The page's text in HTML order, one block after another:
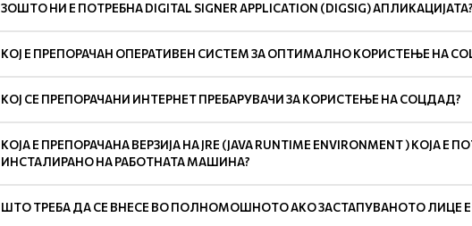
ЗОШТО НИ Е ПОТРЕБНА DIGITAL SIGNER APPLICATION (DIGSIG) АПЛИКАЦИЈАТА?
КОЈ Е ПРЕПОРАЧАН ОПЕРАТИВЕН СИСТЕМ ЗА ОПТИМАЛНО КОРИСТЕЊЕ НА
КОЈ СЕ ПРЕПОРАЧАНИ ИНТЕРНЕТ ПРЕБАРУВАЧИ ЗА КОРИСТЕЊЕ НА СОЦДАД?
КОЈА Е ПРЕПОРАЧАНА ВЕРЗИЈА НА JRE (JAVA RUNTIME ENVIRONMENT ) КОЈА
ИНСТАЛИРАНО НА РАБОТНАТА МАШИНА?
ШТО ТРЕБА ДА СЕ ВНЕСЕ ВО ПОЛНОМОШНОТО АКО ЗАСТАПУВАНОТО ЛИЦЕ